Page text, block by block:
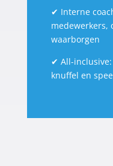
✔ Interne
medewerkers,
waarborgen
✔ All-
knuffel en